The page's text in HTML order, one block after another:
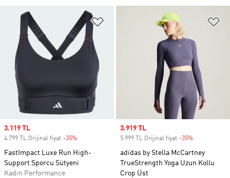
Favori Listesine Ekle
Sale price
3.119 TL
4.799 TL Orijinal fiyat -35%
FastImpact Luxe Run High-
Support Sporcu Sütyeni
Kadın Performance
Sale price
3.919 TL
5.999 TL Orijinal fiyat -35%
adidas by Stella McCartney
TrueStrength Yoga Uzun Kollu
Crop Üst